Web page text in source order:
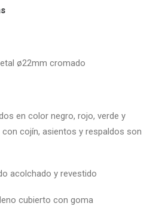
ø22mm cromado
en color negro, rojo, verde y
con cojín, asientos y respaldos son
acolchado y revestido
cubierto con goma